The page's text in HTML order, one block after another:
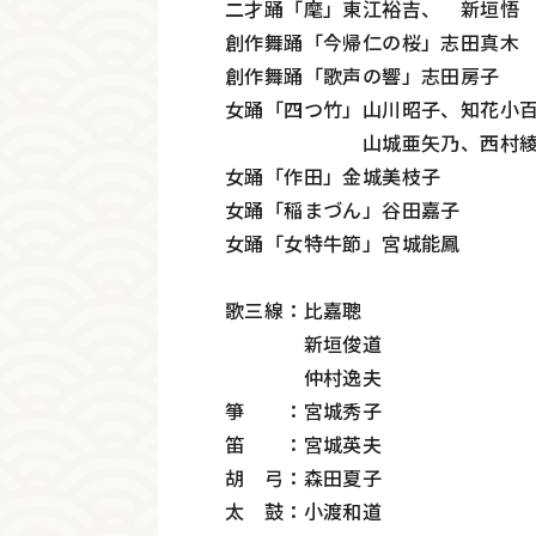
二才踊「麾」東江裕吉、 新垣悟
創作舞踊「今帰仁の桜」志田真木
創作舞踊「歌声の響」志田房子
女踊「四つ竹」山川昭子、知花小百
山城亜矢乃、西村綾
女踊「作田」金城美枝子
女踊「稲まづん」谷田嘉子
女踊「女特牛節」宮城能鳳
歌三線：比嘉聰
新垣俊道
仲村逸夫
箏 ：宮城秀子
笛 ：宮城英夫
胡 弓：森田夏子
太 鼓：小渡和道